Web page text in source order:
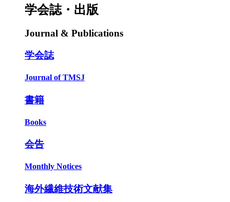
学会誌・出版
Journal & Publications
学会誌
Journal of TMSJ
書籍
Books
会告
Monthly Notices
海外繊維技術文献集